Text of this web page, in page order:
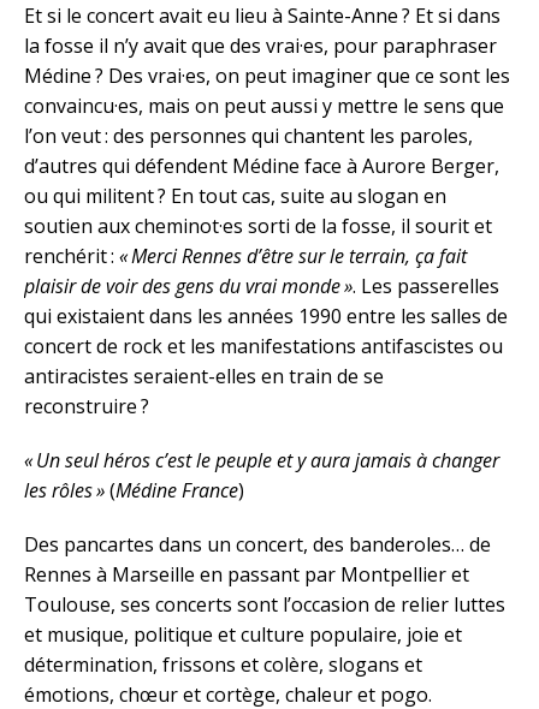
Et si le concert avait eu lieu à Sainte-Anne ? Et si dans
la fosse il n’y avait que des vrai·es, pour paraphraser
Médine ? Des vrai·es, on peut imaginer que ce sont les
convaincu·es, mais on peut aussi y mettre le sens que
l’on veut : des personnes qui chantent les paroles,
d’autres qui défendent Médine face à Aurore Berger,
ou qui militent ? En tout cas, suite au slogan en
soutien aux cheminot·es sorti de la fosse, il sourit et
renchérit : « Merci Rennes d’être sur le terrain, ça fait
plaisir de voir des gens du vrai monde ». Les passerelles
qui existaient dans les années 1990 entre les salles de
concert de rock et les manifestations antifascistes ou
antiracistes seraient-elles en train de se
reconstruire ?
« Un seul héros c’est le peuple et y aura jamais à changer
les rôles »(Médine France)
Des pancartes dans un concert, des banderoles… de
Rennes à Marseille en passant par Montpellier et
Toulouse, ses concerts sont l’occasion de relier luttes
et musique, politique et culture populaire, joie et
détermination, frissons et colère, slogans et
émotions, chœur et cortège, chaleur et pogo.